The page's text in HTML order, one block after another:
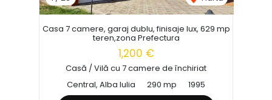
Casa 7 camere, garaj dublu, finisaje lux, 629 mp
teren,zona Prefectura
1,200 €
Casă / Vilă cu 7 camere de închiriat
Central, Alba Iulia
290 mp 1995